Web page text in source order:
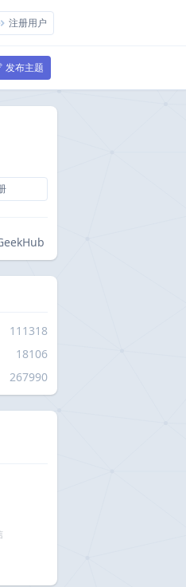
注册用户
发布主题
111318
18106
267990